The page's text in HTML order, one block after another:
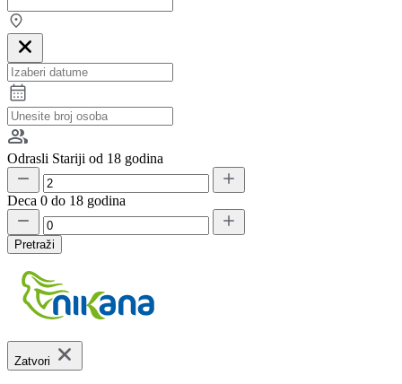
Odrasli Stariji od 18 godina
Deca 0 do 18 godina
Pretraži
Zatvori